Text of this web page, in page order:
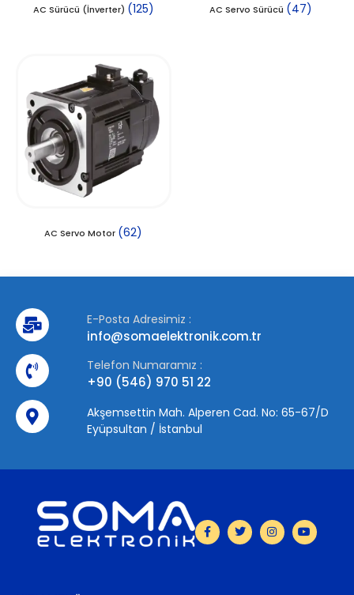
AC Sürücü (İnverter) (125) AC Servo Sürücü (47)
AC Servo Motor (62)
E-Posta Adresimiz :
info@somaelektronik.com.tr
Telefon Numaramız :
+90 (546) 970 51 22
Akşemsettin Mah. Alperen Cad. No: 65-67/D
Eyüpsultan / İstanbul